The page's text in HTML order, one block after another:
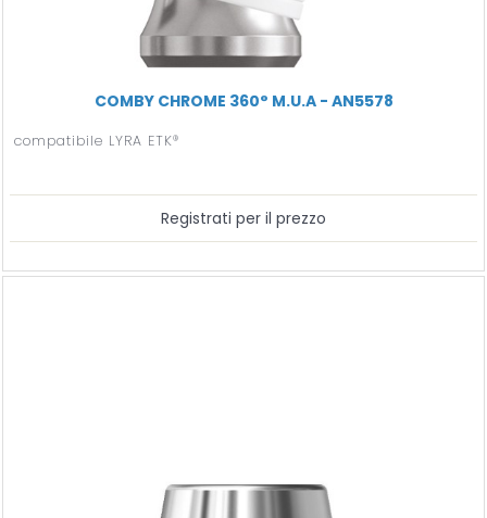
COMBY CHROME 360° M.U.A - AN5578
compatibile LYRA ETK®
Registrati per il prezzo